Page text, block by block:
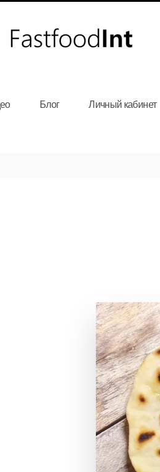
Блог Личный кабинет